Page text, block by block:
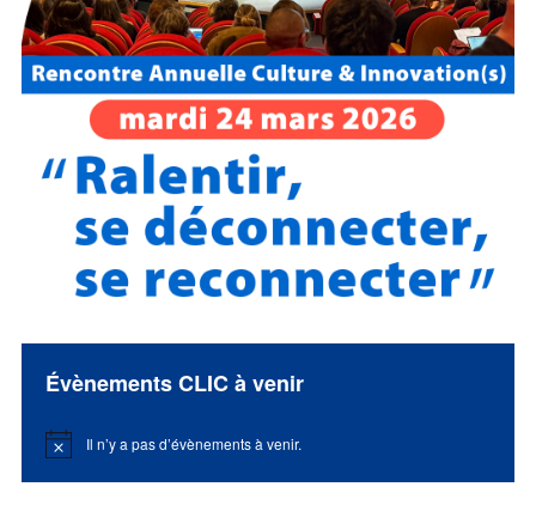
Évènements CLIC à venir
Notice Il n’y a pas d’évènements à venir.